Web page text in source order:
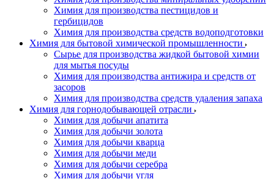
Химия для производства пестицидов и
гербицидов
Химия для производства средств водоподготовки
Химия для бытовой химической промышленности
Сырье для производства жидкой бытовой химии
для мытья посуды
Химия для производства антижира и средств от
засоров
Химия для производства средств удаления запаха
Химия для горнодобывающей отрасли
Химия для добычи апатита
Химия для добычи золота
Химия для добычи кварца
Химия для добычи меди
Химия для добычи серебра
Химия для добычи угля